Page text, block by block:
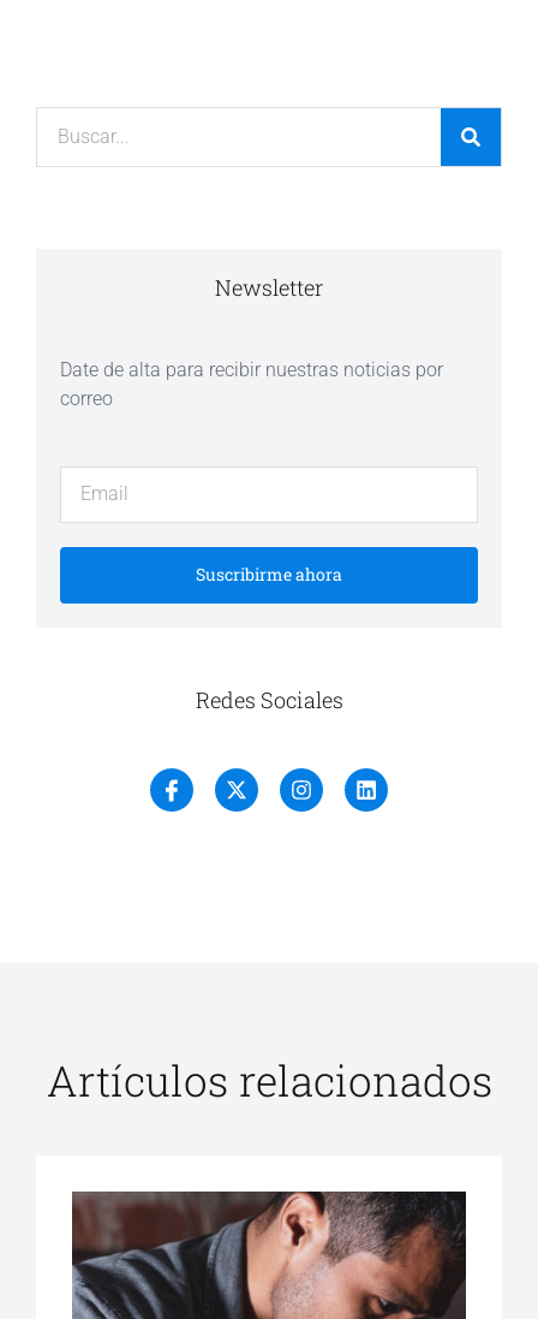
Newsletter
Date de alta para recibir nuestras noticias por
correo
Suscribirme ahora
Redes Sociales
Artículos relacionados